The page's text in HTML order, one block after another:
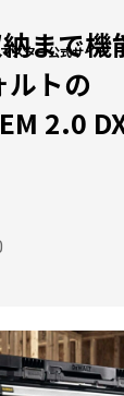
スター公式サイト
まで機
ルトの
2.0